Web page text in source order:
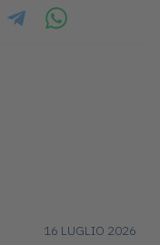
16 LUGLIO 2026